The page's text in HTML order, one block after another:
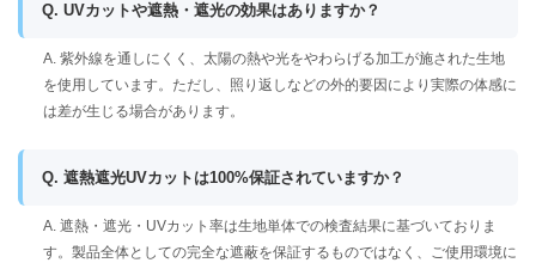
Q. UVカットや遮熱・遮光の効果はありますか？
A. 紫外線を通しにくく、太陽の熱や光をやわらげる加工が施された生地
を使用しています。ただし、照り返しなどの外的要因により実際の体感に
は差が生じる場合があります。
Q. 遮熱遮光UVカットは100%保証されていますか？
A. 遮熱・遮光・UVカット率は生地単体での検査結果に基づいておりま
す。製品全体としての完全な遮蔽を保証するものではなく、ご使用環境に